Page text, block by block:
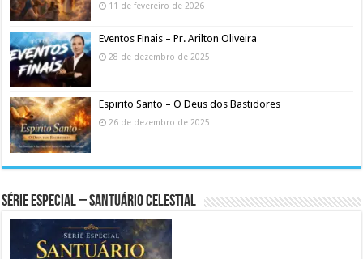
11 de fevereiro de 2026
Eventos Finais – Pr. Arilton Oliveira
28 de dezembro de 2025
Espirito Santo – O Deus dos Bastidores
26 de dezembro de 2025
Série Especial – Santuário Celestial